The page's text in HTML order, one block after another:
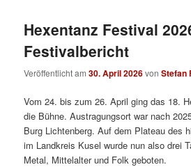
Hexentanz Festival
Festivalbericht
Veröffentlicht am30. April 2026vonStefan
Vom 24. bis zum 26. April ging das 18.
die Bühne. Austragungsort war nach
Burg Lichtenberg. Auf dem Plateau des
im Landkreis Kusel wurde nun also drei
Metal, Mittelalter und Folk geboten.